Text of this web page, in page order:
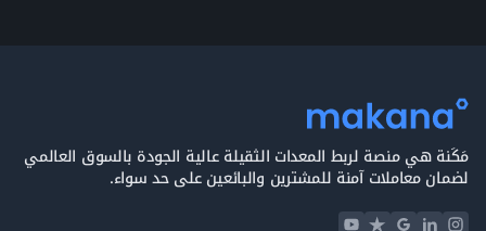
مَكَنة هي منصة لربط المعدات الثقيلة عالية الجودة بالسوق العالمي
لضمان معاملات آمنة للمشترين والبائعين على حد سواء.